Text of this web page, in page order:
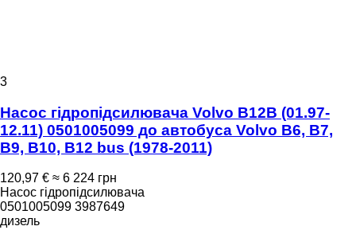
3
Насос гідропідсилювача Volvo B12B (01.97-
12.11) 0501005099 до автобуса Volvo B6, B7,
B9, B10, B12 bus (1978-2011)
120,97 € ≈ 6 224 грн
Насос гідропідсилювача
0501005099 3987649
дизель